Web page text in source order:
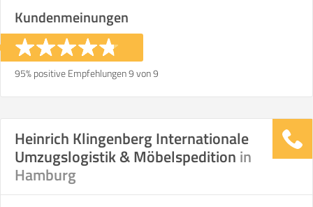
Kundenmeinungen
95% positive Empfehlungen 9 von 9
Heinrich Klingenberg Internationale
Umzugslogistik & Möbelspedition in
Hamburg